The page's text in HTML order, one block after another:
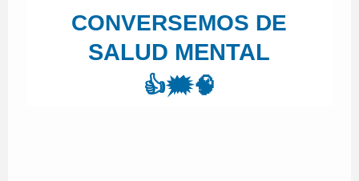
CONVERSEMOS DE
SALUD MENTAL
👍🗯️🧠